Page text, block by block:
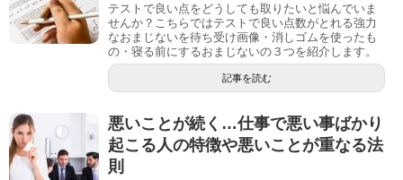
テストで良い点をどうしても取りたいと悩んでいま
せんか？こちらではテストで良い点数がとれる強力
なおまじないを待ち受け画像・消しゴムを使ったも
の・寝る前にするおまじないの３つを紹介します。
記事を読む
悪いことが続く…仕事で悪い事ばかり
起こる人の特徴や悪いことが重なる法
則